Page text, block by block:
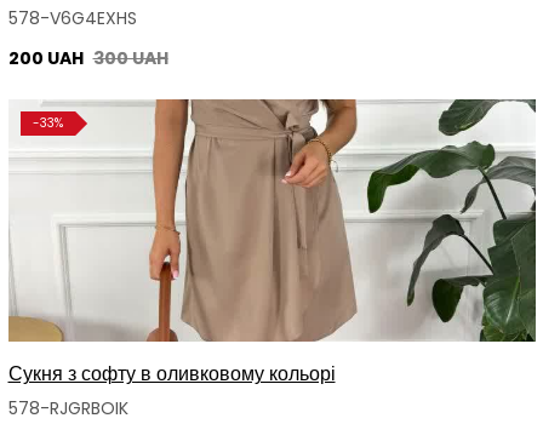
578-V6G4EXHS
200 UAH 300 UAH
-33%
Сукня з софту в оливковому кольорі
578-RJGRBOIK